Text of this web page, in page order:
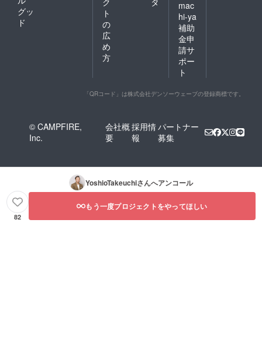
グッ
ド
ト
の
広
め
方
mac
hi-ya
補助
金申
請サ
ポー
ト
「QRコード」は株式会社デンソーウェーブの登録商標です。
© CAMPFIRE,
Inc.
会社概
要
採用情
報
パートナー
募集
YoshioTakeuchiさんへアンコール
82
もう一度プロジェクトをやってほしい